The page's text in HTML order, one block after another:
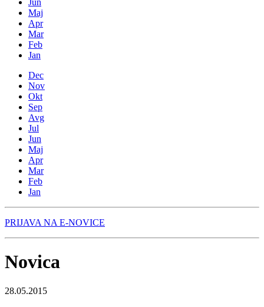
Maj
Apr
Mar
Feb
Jan
Dec
Nov
Okt
Sep
Avg
Jul
Jun
Maj
Apr
Mar
Feb
Jan
PRIJAVA NA E-NOVICE
Novica
28.05.2015